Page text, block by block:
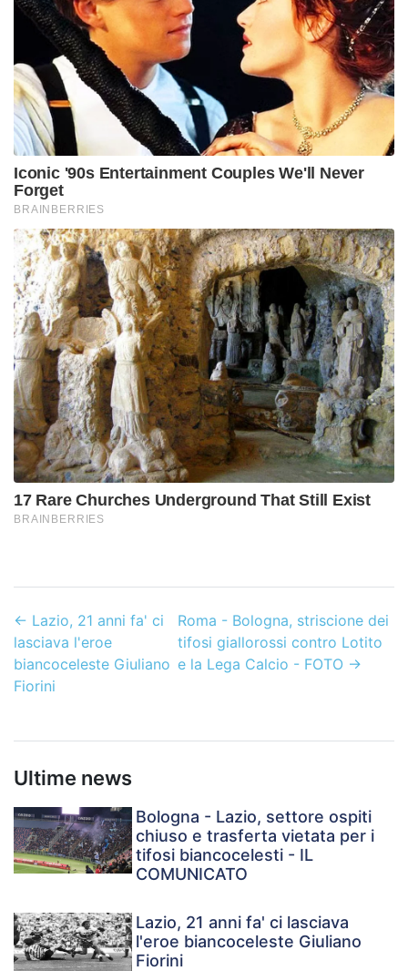
← Lazio, 21 anni fa' ci
lasciava l'eroe
biancoceleste Giuliano
Fiorini
Roma - Bologna, striscione dei
tifosi giallorossi contro Lotito
e la Lega Calcio - FOTO →
Ultime news
Bologna - Lazio, settore ospiti
chiuso e trasferta vietata per i
tifosi biancocelesti - IL
COMUNICATO
Lazio, 21 anni fa' ci lasciava
l'eroe biancoceleste Giuliano
Fiorini